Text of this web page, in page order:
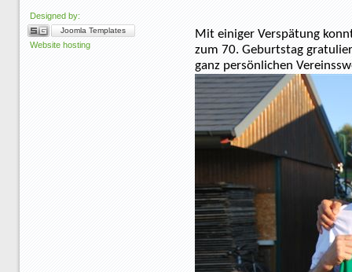
Designed by:
Joomla Templates
Website hosting
Mit einiger Verspätung
zum 70. Geburtstag
ganz persönlichen